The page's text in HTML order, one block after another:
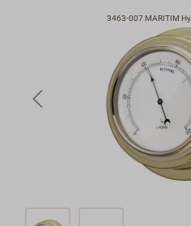
3463-007 MARITIM